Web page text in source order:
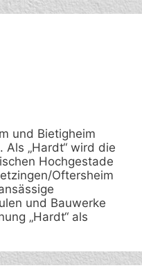
und Bietigheim
„Hardt“ wird die
Hochgestade
Oftersheim
und Bauwerke
„Hardt“ als